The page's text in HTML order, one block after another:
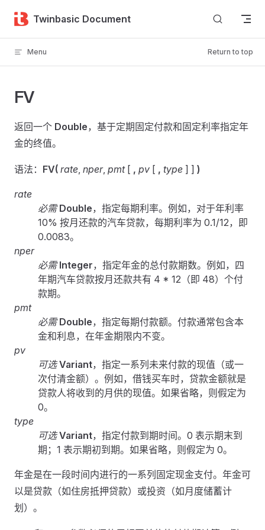
Skip to content
Twinbasic Document
Menu Return to top
FV
返回一个 Double，基于定期固定付款和固定利率指定年
金的终值。
语法： FV( rate, nper, pmt[ , pv [ , type ] ] )
rate
必需 Double，指定每期利率。例如，对于年利率
10% 按月还款的汽车贷款，每期利率为 0.1/12，即
0.0083。
nper
必需 Integer，指定年金的总付款期数。例如，四
年期汽车贷款按月还款共有 4 * 12（即 48）个付
款期。
pmt
必需 Double，指定每期付款额。付款通常包含本
金和利息，在年金期限内不变。
pv
可选 Variant，指定一系列未来付款的现值（或一
次付清金额）。例如，借钱买车时，贷款金额就是
贷款人将收到的月供的现值。如果省略，则假定为
0。
type
可选 Variant，指定付款到期时间。0 表示期末到
期；1 表示期初到期。如果省略，则假定为 0。
年金是在一段时间内进行的一系列固定现金支付。年金可
以是贷款（如住房抵押贷款）或投资（如月度储蓄计
划）。